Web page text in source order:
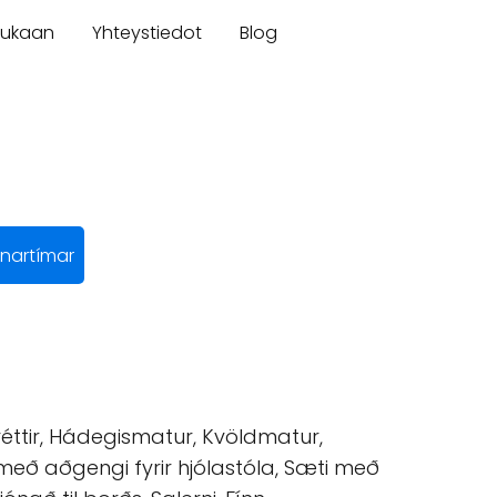
Yhteystiedot Blog
Hádegismatur, Kvöldmatur,
aðgengi fyrir hjólastóla, Sæti með